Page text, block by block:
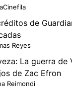
de
Reyes
La guerra de
de Zac Efron
Reimondi